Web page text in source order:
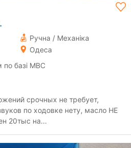
Ручна / Механіка
Одеса
по базі МВС
срочных не требует,
по ходовке нету, масло НЕ
20тыс на...